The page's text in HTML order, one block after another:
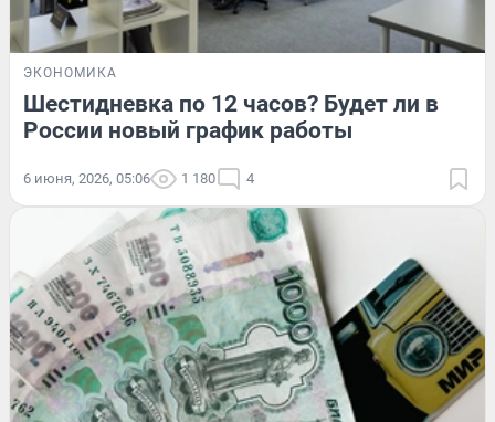
ЭКОНОМИКА
Шестидневка по 12 часов? Будет ли в
России новый график работы
6 июня, 2026, 05:06 1 180 4